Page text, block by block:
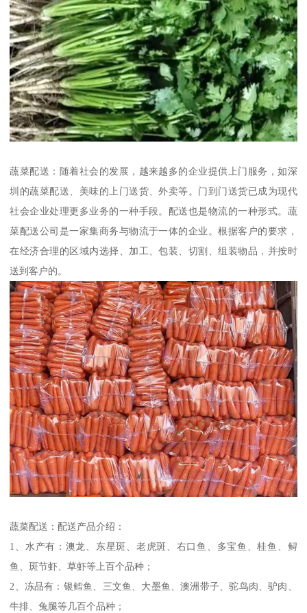
蔬菜配送：随着社会的发展，越来越多的企业提供上门服务，如深
圳的蔬菜配送、美味的上门送货、外卖等。门到门送货已成为现代
社会企业处理更多业务的一种手段。配送也是物流的一种形式。蔬
菜配送公司是一家集商务与物流于一体的企业。根据客户的要求，
在经济合理的区域内选择、加工、包装、切割、组装物品，并按时
送到客户的。
蔬菜配送：配送产品介绍：
1、水产有：澳龙、东星斑、老虎斑、右口鱼、多宝鱼、桂鱼、鲟
鱼、斑节虾、草虾等上百个品种；
2、冻品有：银鳕鱼、三文鱼、大墨鱼、澳洲带子、驼鸟肉、驴肉、
牛排、兔腿等几百个品种；